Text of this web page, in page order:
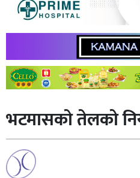
भटमासकाे तेलको